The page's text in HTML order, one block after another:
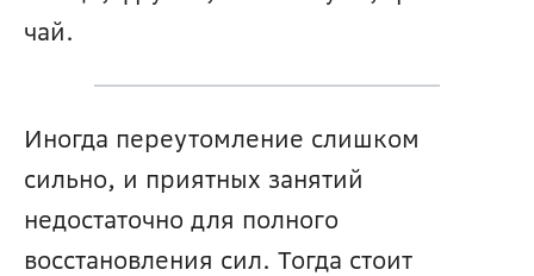
чай.
Иногда переутомление слишком
сильно, и приятных занятий
недостаточно для полного
восстановления сил. Тогда стоит